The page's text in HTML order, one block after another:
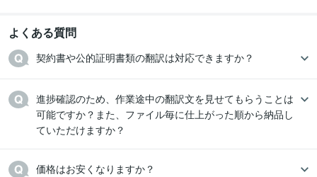
よくある質問
契約書や公的証明書類の翻訳は対応できますか？
進捗確認のため、作業途中の翻訳文を見せてもらうことは
可能ですか？また、ファイル毎に仕上がった順から納品し
ていただけますか？
価格はお安くなりますか？